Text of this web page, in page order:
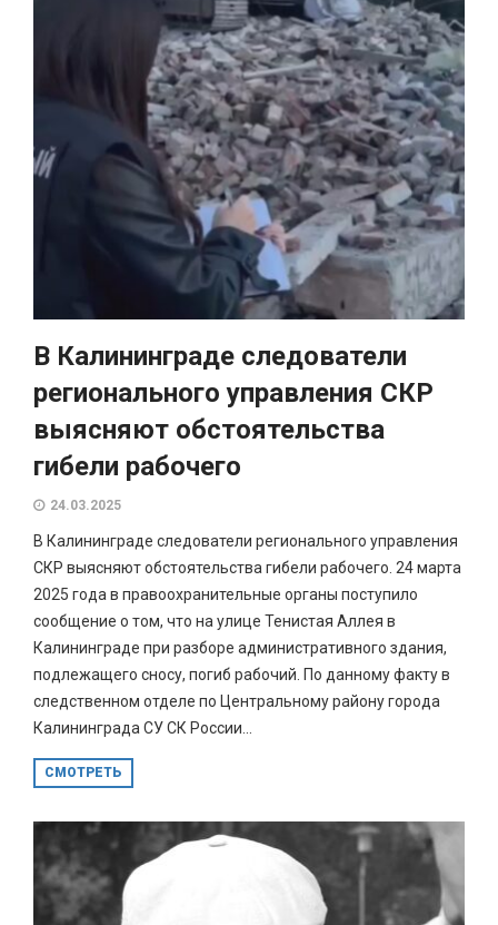
В Калининграде следователи
регионального управления СКР
выясняют обстоятельства
гибели рабочего
24.03.2025
В Калининграде следователи регионального управления
СКР выясняют обстоятельства гибели рабочего. 24 марта
2025 года в правоохранительные органы поступило
сообщение о том, что на улице Тенистая Аллея в
Калининграде при разборе административного здания,
подлежащего сносу, погиб рабочий. По данному факту в
следственном отделе по Центральному району города
Калининграда СУ СК России...
СМОТРЕТЬ